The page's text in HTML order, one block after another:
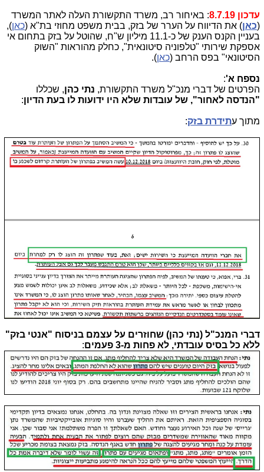
עדכון 8.7.19
: באיחור רב, משרד התקשורת העלה לאתר המשרד
(כאן) את הדיווח על הערר של בזק, בבית משפט מחוזי בת"א (כאן),
בעניין הקנס הענק של כ-11.1 מיליון ש"ח, שהוטל על בזק בתחום אי
אספקת שירותי "טלפוניה סיטונאית", כחלק מהוראות "השוק
הסיטונאי" בפס הרחב (כאן).
נספח א':
הפרטים של דברי מנכ"ל משרד התקשורת, נתי כהן, שכללו
"הנדסה לאחור", של עובדות שלא היו ידועות לו בעת הדיון:
מתוך עתידרת בזק:
דברי המנכ"ל (נתי כהן) שחוזרים על עצמם בניסוח "אנטי בזק"
ללא כל בסיס עובדתי, לא פחות מ-3 פעמים
: